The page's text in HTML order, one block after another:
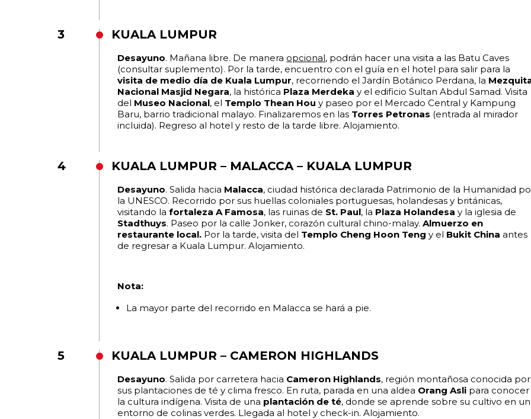
3 KUALA LUMPUR
Desayuno. Mañana libre. De manera opcional, podrán hacer una visita a las Batu Caves
(consultar suplemento). Por la tarde, encuentro con el guía en el hotel para salir para la
visita de medio día de Kuala Lumpur, recorriendo el Jardín Botánico Perdana, la
Nacional Masjid Negara, la histórica Plaza Merdeka y el edificio Sultan Abdul Samad. Visita
del Museo Nacional, el Templo Thean Hou y paseo por el Mercado Central y Kampung
Baru, barrio tradicional malayo. Finalizaremos en las Torres Petronas (entrada al mirador
incluida). Regreso al hotel y resto de la tarde libre. Alojamiento.
4 KUALA LUMPUR – MALACCA – KUALA LUMPUR
Desayuno. Salida hacia Malacca, ciudad histórica declarada Patrimonio de la Humanidad
la UNESCO. Recorrido por sus huellas coloniales portuguesas, holandesas y británicas,
visitando lafortaleza A Famosa, las ruinas de St. Paul, la Plaza Holandesa y la iglesia de
Stadthuys. Paseo por la calle Jonker, corazón cultural chino-malay.Almuerzo en
restaurante local. Por la tarde, visita del Templo Cheng Hoon Teng y el Bukit China antes
de regresar a Kuala Lumpur. Alojamiento.
Nota:
La mayor parte del recorrido en Malacca se hará a pie.
5 KUALA LUMPUR – CAMERON HIGHLANDS
Desayuno. Salida por carretera hacia Cameron Highlands, región montañosa conocida por
sus plantaciones de té y clima fresco. En ruta, parada en una aldea Orang Asli para conocer
la cultura indígena. Visita de una plantación de té, donde se aprende sobre su cultivo en un
entorno de colinas verdes. Llegada al hotel y check-in. Alojamiento.